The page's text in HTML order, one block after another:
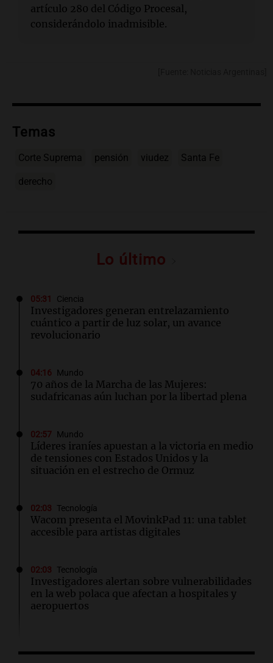
artículo 280 del Código Procesal,
considerándolo inadmisible.
Temas
Corte Suprema pensión viudez Santa Fe
derecho
Lo último
05:31 Ciencia
Investigadores generan entrelazamiento
cuántico a partir de luz solar, un avance
revolucionario
04:16 Mundo
70 años de la Marcha de las Mujeres:
sudafricanas aún luchan por la libertad plena
02:57 Mundo
Líderes iraníes apuestan a la victoria en medio
de tensiones con Estados Unidos y la
situación en el estrecho de Ormuz
02:03 Tecnología
Wacom presenta el MovinkPad 11: una tablet
accesible para artistas digitales
02:03 Tecnología
Investigadores alertan sobre vulnerabilidades
en la web polaca que afectan a hospitales y
aeropuertos
Trump vuelve a intentar limitar la ciudadanía